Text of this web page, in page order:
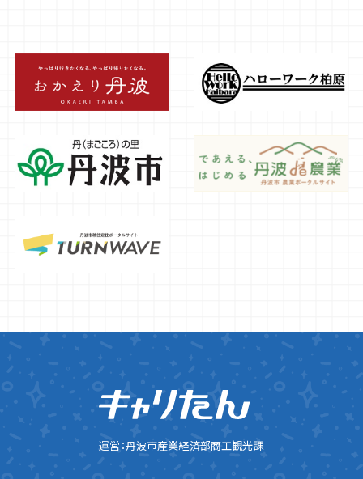
運営：丹波市産業経済部商工観光課